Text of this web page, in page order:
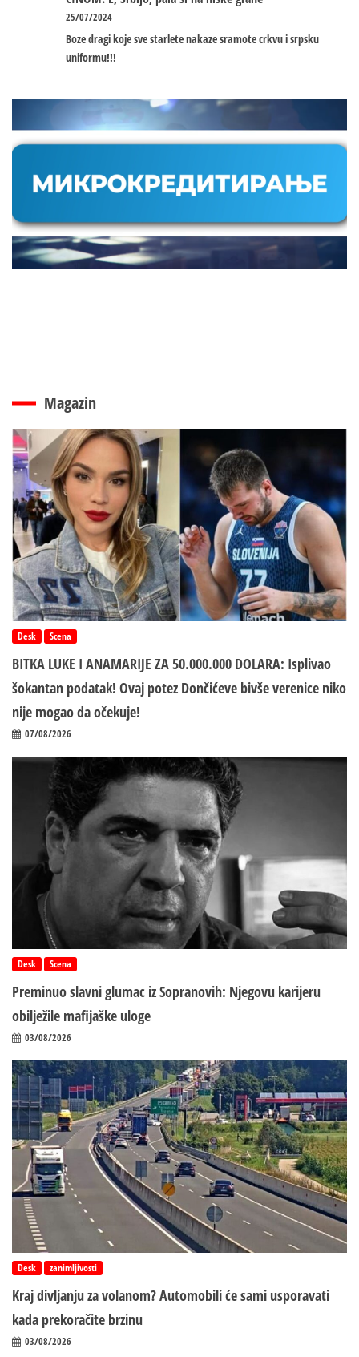
25/07/2024
Boze dragi koje sve starlete nakaze sramote crkvu i srpsku
uniformu!!!
Magazin
Desk Scena
BITKA LUKE I ANAMARIJE ZA 50.000.000 DOLARA: Isplivao
šokantan podatak! Ovaj potez Dončićeve bivše verenice niko
nije mogao da očekuje!
07/08/2026
Desk Scena
Preminuo slavni glumac iz Sopranovih: Njegovu karijeru
obilježile mafijaške uloge
03/08/2026
Desk zanimljivosti
Kraj divljanju za volanom? Automobili će sami usporavati
kada prekoračite brzinu
03/08/2026